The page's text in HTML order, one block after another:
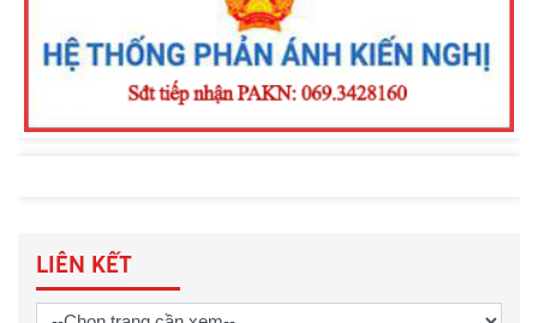
nhất”
LIÊN KẾT